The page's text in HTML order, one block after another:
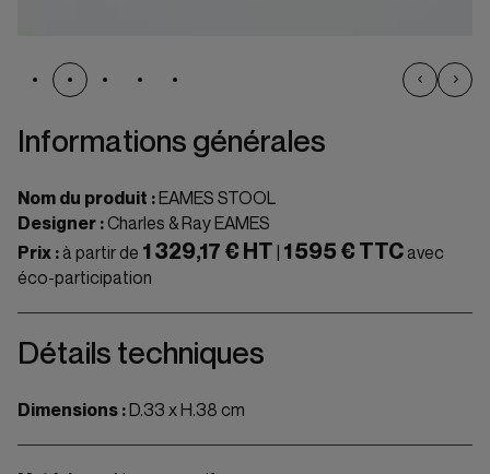
Informations générales
Nom du produit :EAMES STOOL
Designer : Charles & Ray EAMES
Prix : à partir de 1 329,17 € HT 1 595 € TTC avec
éco-participation
Détails techniques
Dimensions :D.33 x H.38 cm